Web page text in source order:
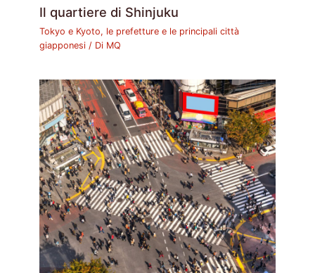
Il quartiere di Shinjuku
Tokyo e Kyoto, le prefetture e le principali città
giapponesi / Di MQ